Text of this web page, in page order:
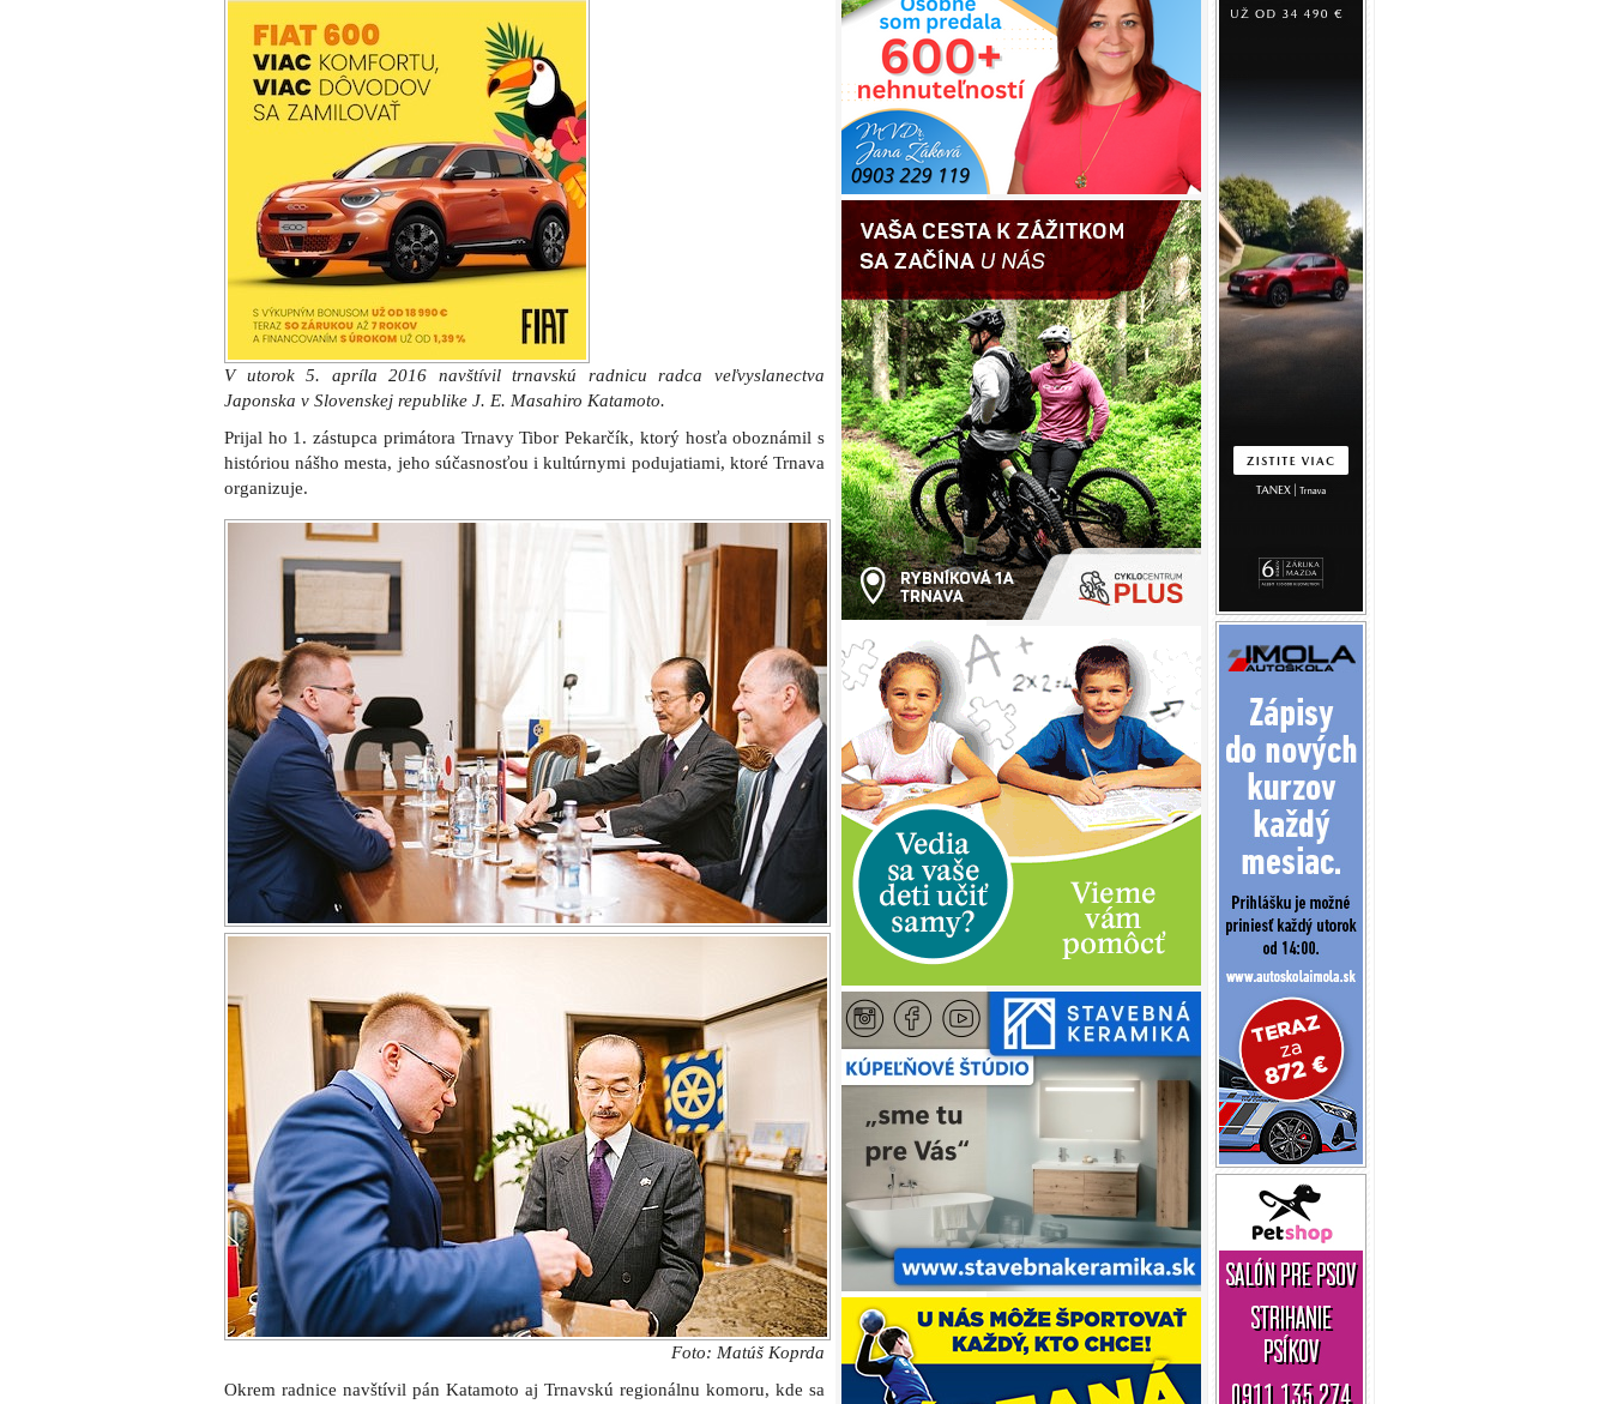
V utorok 5. apríla 2016 navštívil trnavskú radnicu radca veľvyslanectva
Japonska v Slovenskej republike J. E. Masahiro Katamoto.
Prijal ho 1. zástupca primátora Trnavy Tibor Pekarčík, ktorý hosťa oboznámil s
históriou nášho mesta, jeho súčasnosťou i kultúrnymi podujatiami, ktoré Trnava
organizuje.
Foto: Matúš Koprda
Okrem radnice navštívil pán Katamoto aj Trnavskú regionálnu komoru, kde sa